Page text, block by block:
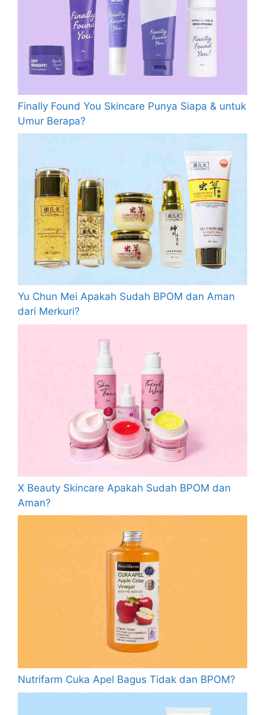
Finally Found You Skincare Punya Siapa & untuk
Umur Berapa?
Yu Chun Mei Apakah Sudah BPOM dan Aman
dari Merkuri?
X Beauty Skincare Apakah Sudah BPOM dan
Aman?
Nutrifarm Cuka Apel Bagus Tidak dan BPOM?